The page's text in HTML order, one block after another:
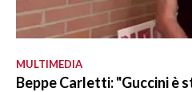
MULTIMEDIA
Beppe Carletti: "Guccini è